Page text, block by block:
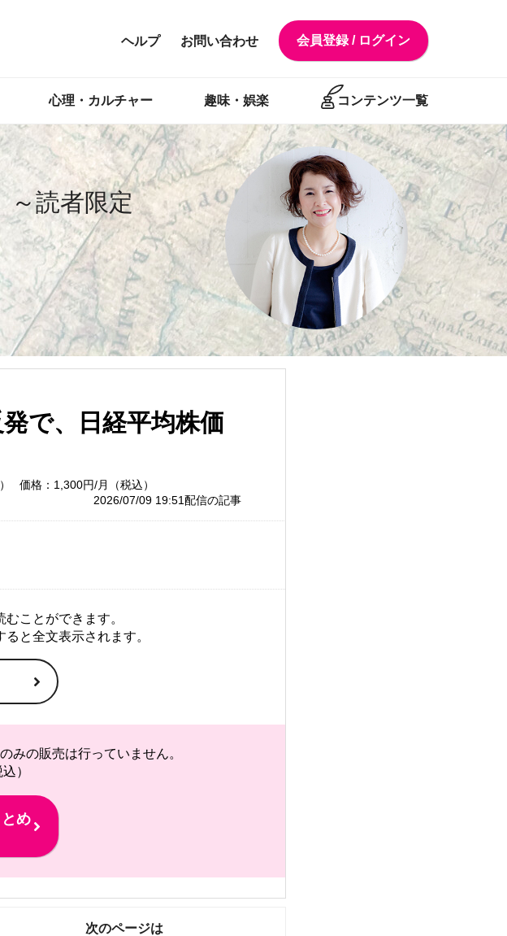
会員登録 / ログイン
お問い合わせ
ヘルプ
心理・カルチャー 趣味・娯楽 コンテンツ一覧
～読者限定
で、日経平均株価
価格：1,300円/月（税込）
2026/07/09 19:51配信の記事
ことができます。
と全文表示されます。
みの販売は行っていません。
）
め
次のページは